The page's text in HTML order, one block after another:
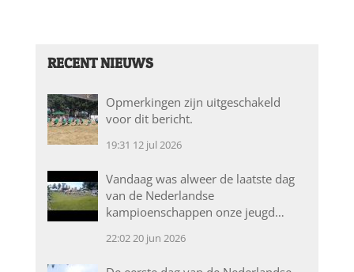
RECENT NIEUWS
Opmerkingen zijn uitgeschakeld
voor dit bericht.
19:31 12 jul 2026
Vandaag was alweer de laatste dag
van de Nederlandse
kampioenschappen onze jeugd…
22:0220 jun 2026